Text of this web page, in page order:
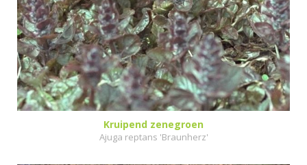
Kruipend zenegroen
Ajuga reptans 'Braunherz'